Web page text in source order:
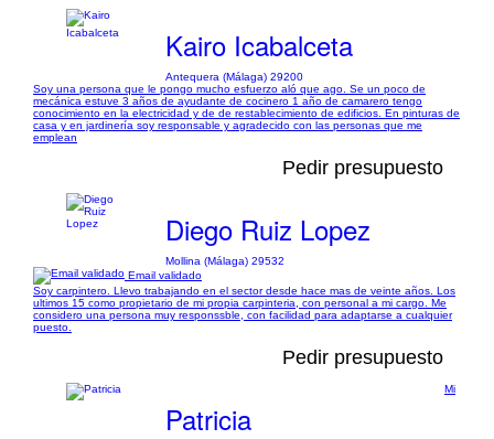
Kairo Icabalceta
Antequera (Málaga) 29200
Soy una persona que le pongo mucho esfuerzo aló que ago. Se un poco de
mecánica estuve 3 años de ayudante de cocinero 1 año de camarero tengo
conocimiento en la electricidad y de de restablecimiento de edificios. En pinturas de
casa y en jardinería soy responsable y agradecido con las personas que me
emplean
Pedir presupuesto
Diego Ruiz Lopez
Mollina (Málaga) 29532
Email validado
Soy carpintero. Llevo trabajando en el sector desde hace mas de veinte años. Los
ultimos 15 como propietario de mi propia carpinteria, con personal a mi cargo. Me
considero una persona muy responssble, con facilidad para adaptarse a cualquier
puesto.
Pedir presupuesto
Patricia
Mi